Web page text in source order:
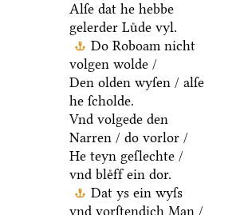
Alſe dat he hebbe
gelerder Luͤde vyl.
Do Roboam nicht
volgen wolde /
Den olden wyſen / alſe
he ſcholde.
Vnd volgede den
Narren / do vorlor /
He teyn geſlechte /
vnd bleͤff ein dor.
Dat ys ein wyſs
vnd vorſtendich Man /